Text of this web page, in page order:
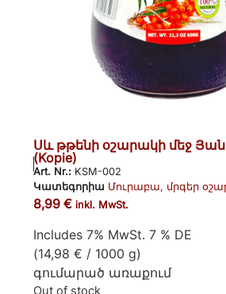
Սև թթենի օշարակի մեջ Յան
(Kopie)
Art. Nr.: KSM-002
Կատեգորիա Մուրաբա, մրգեր
8,99€ inkl. MwSt.
Includes 7% MwSt. 7 % DE
(14,98€ / 1000 g)
գումարած առաքում
Out of stock